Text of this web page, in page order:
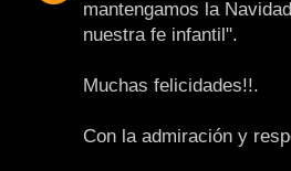
mantengamos la
nuestra fe infantil".
Muchas felicidades!!.
Con la admiración y